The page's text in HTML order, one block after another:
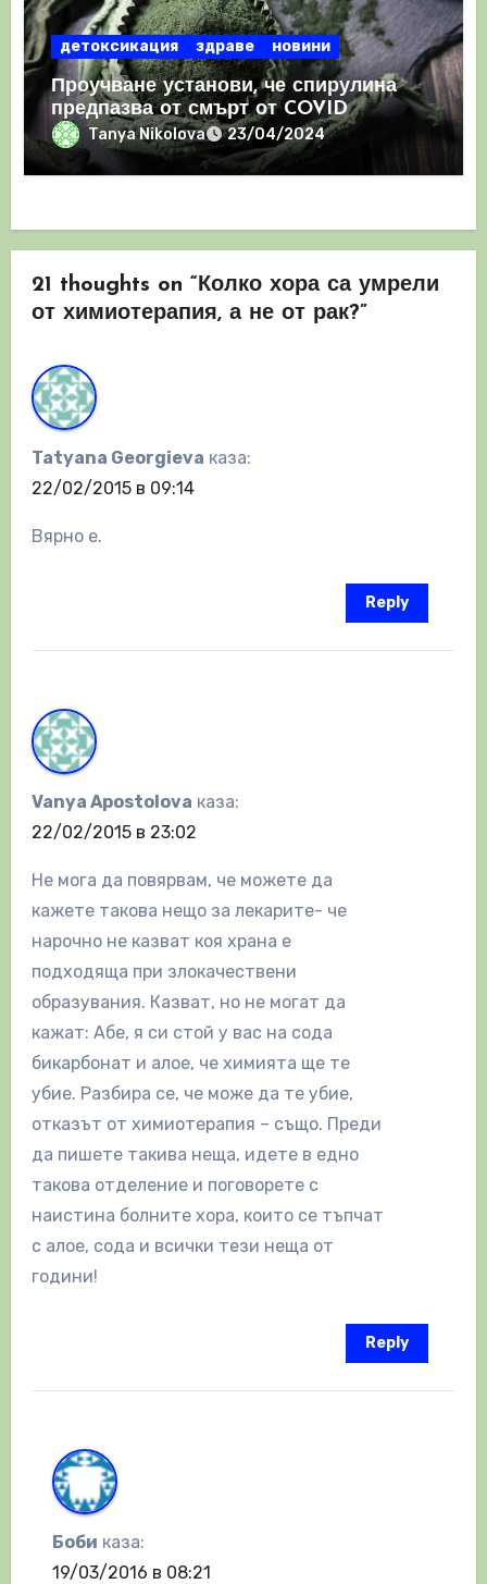
детоксикация здраве новини
Проучване установи, че спирулина
предпазва от смърт от COVID
Tanya Nikolova 23/04/2024
21 thoughts on “Колко хора са умрели
от химиотерапия, а не от рак?”
Tatyana Georgieva каза:
22/02/2015 в 09:14
Вярно е.
Reply
Vanya Apostolova каза:
22/02/2015 в 23:02
Не мога да повярвам, че можете да
кажете такова нещо за лекарите- че
нарочно не казват коя храна е
подходяща при злокачествени
образувания. Казват, но не могат да
кажат: Абе, я си стой у вас на сода
бикарбонат и алое, че химията ще те
убие. Разбира се, че може да те убие,
отказът от химиотерапия – също. Преди
да пишете такива неща, идете в едно
такова отделение и поговорете с
наистина болните хора, които се тъпчат
с алое, сода и всички тези неща от
години!
Reply
Боби каза:
19/03/2016 в 08:21